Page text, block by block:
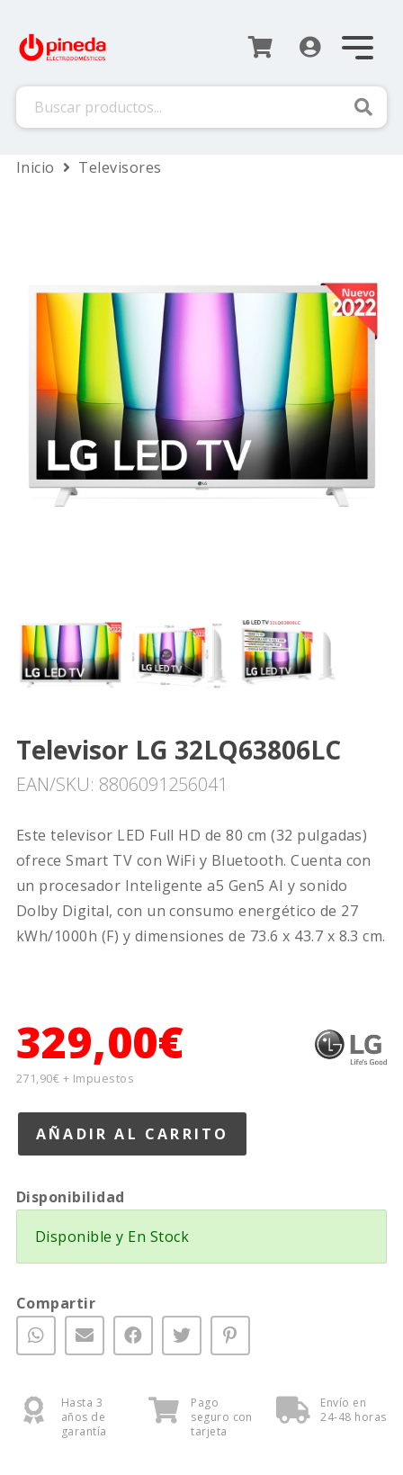
Inicio
 Televisores
Televisor LG 32LQ63806LC
EAN/SKU: 8806091256041
Este televisor LED Full HD de 80 cm (32 pulgadas)
ofrece Smart TV con WiFi y Bluetooth. Cuenta con
un procesador Inteligente a5 Gen5 AI y sonido
Dolby Digital, con un consumo energético de 27
kWh/1000h (F) y dimensiones de 73.6 x 43.7 x 8.3 cm.
329,00€
271,90€ + Impuestos
Disponibilidad
Disponible y En Stock
Compartir
Hasta 3
años de
garantía
Pago
seguro con
tarjeta
Envío en
24-48 horas